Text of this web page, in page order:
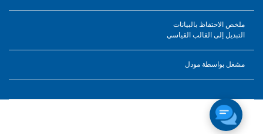
ملخص الاحتفاظ بالبيانات
التبديل إلى القالب القياسي
مشغل بواسطةمودل